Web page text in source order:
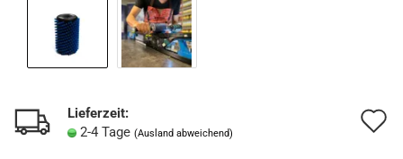
Lieferzeit:
2-4 Tage (Ausland abweichend)